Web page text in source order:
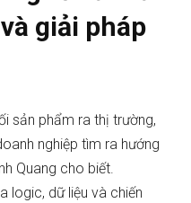
giải pháp
sản phẩm ra thị trường,
nghiệp tìm ra hướng
Quang cho biết.
logic, dữ liệu và chiến